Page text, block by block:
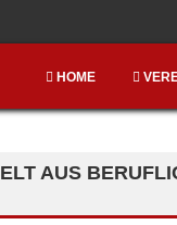
HOME
AUS